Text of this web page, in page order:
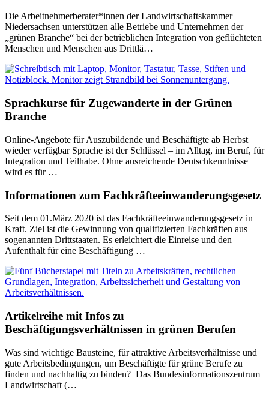
Die Arbeitnehmerberater*innen der Landwirtschaftskammer
Niedersachsen unterstützen alle Betriebe und Unternehmen der
„grünen Branche“ bei der betrieblichen Integration von geflüchteten
Menschen und Menschen aus Drittlä…
Sprachkurse für Zugewanderte in der Grünen
Branche
Online-Angebote für Auszubildende und Beschäftigte ab Herbst
wieder verfügbar Sprache ist der Schlüssel – im Alltag, im Beruf, für
Integration und Teilhabe. Ohne ausreichende Deutschkenntnisse
wird es für …
Informationen zum Fachkräfteeinwanderungsgesetz
Seit dem 01.März 2020 ist das Fachkräfteeinwanderungsgesetz in
Kraft. Ziel ist die Gewinnung von qualifizierten Fachkräften aus
sogenannten Drittstaaten. Es erleichtert die Einreise und den
Aufenthalt für eine Beschäftigung …
Artikelreihe mit Infos zu
Beschäftigungsverhältnissen in grünen Berufen
Was sind wichtige Bausteine, für attraktive Arbeitsverhältnisse und
gute Arbeitsbedingungen, um Beschäftigte für grüne Berufe zu
finden und nachhaltig zu binden? Das Bundesinformationszentrum
Landwirtschaft (…